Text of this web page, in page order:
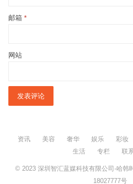
邮箱 *
网站
资讯 美容 奢华 娱乐 彩妆
生活
专栏 联
© 2023 深圳智汇蓝媒科技有限公司-哈韩
18027777号